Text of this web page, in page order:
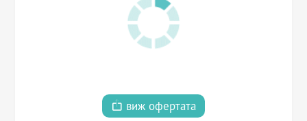
виж офертата